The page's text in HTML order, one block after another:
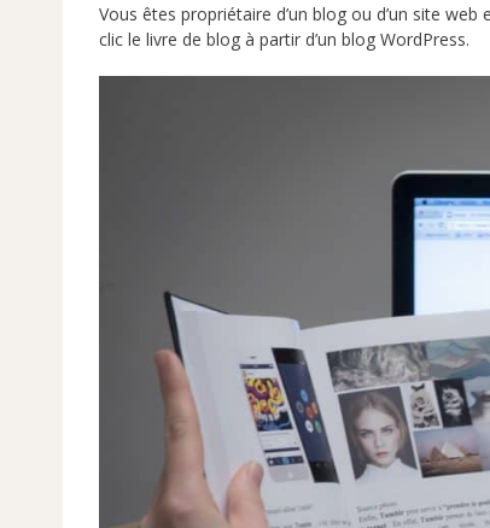
Vous êtes propriétaire d’un blog ou d’un site
clic le livre de blog à partir d’un blog WordPress.